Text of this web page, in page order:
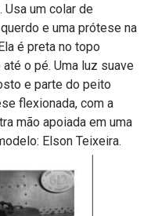
um colar de
e uma prótese na
é preta no topo
o pé. Uma luz suave
e parte do peito
flexionada, com a
mão apoiada em uma
Elson Teixeira.